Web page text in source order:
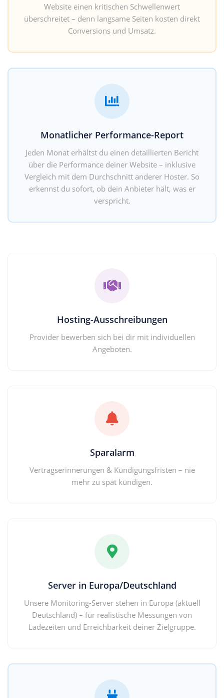
Website einen kritischen Schwellenwert
überschreitet – denn langsame Seiten kosten direkt
Conversions und Umsatz.
Monatlicher Performance-Report
Jeden Monat erhältst du einen detaillierten Bericht
über die Performance deiner Website – inklusive
Vergleich mit dem Durchschnitt anderer Hoster. So
erkennst du sofort, ob dein Anbieter hält, was er
verspricht.
Hosting-Ausschreibungen
Provider bewerben sich bei dir mit individuellen
Angeboten.
Sparalarm
Vertragserinnerungen & Kündigungsfristen – nie
mehr zu spät kündigen.
Server in Europa/Deutschland
Unsere Monitoring-Server stehen in Europa (aktuell
Deutschland) – für realistische Messungen von
Ladezeiten und Erreichbarkeit deiner Zielgruppe.